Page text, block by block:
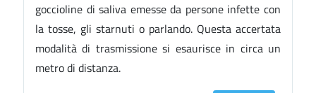
goccioline di saliva emesse da persone infette con
la tosse, gli starnuti o parlando. Questa accertata
modalità di trasmissione si esaurisce in circa un
metro di distanza.